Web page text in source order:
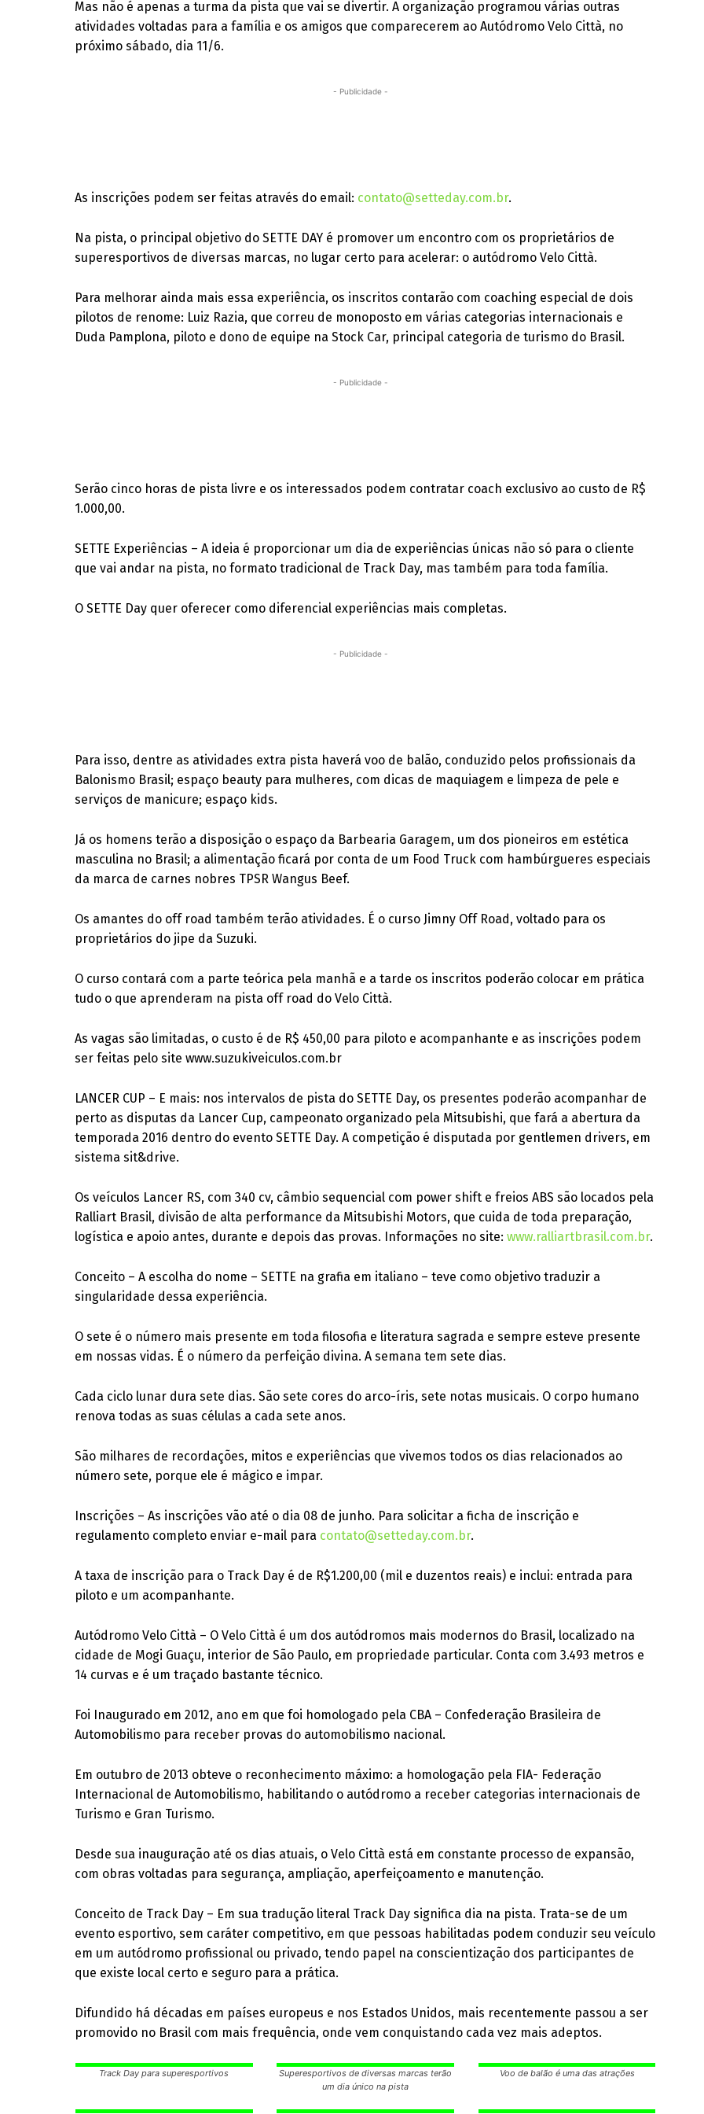
Mas não é apenas a turma da pista que vai se divertir. A organização programou várias outras
atividades voltadas para a família e os amigos que comparecerem ao Autódromo Velo Città, no
próximo sábado, dia 11/6.
- Publicidade -
As inscrições podem ser feitas através do email: contato@setteday.com.br.
Na pista, o principal objetivo do SETTE DAY é promover um encontro com os proprietários de
superesportivos de diversas marcas, no lugar certo para acelerar: o autódromo Velo Città.
Para melhorar ainda mais essa experiência, os inscritos contarão com coaching especial de dois
pilotos de renome: Luiz Razia, que correu de monoposto em várias categorias internacionais e
Duda Pamplona, piloto e dono de equipe na Stock Car, principal categoria de turismo do Brasil.
- Publicidade -
Serão cinco horas de pista livre e os interessados podem contratar coach exclusivo ao custo de R$
1.000,00.
SETTE Experiências – A ideia é proporcionar um dia de experiências únicas não só para o cliente
que vai andar na pista, no formato tradicional de Track Day, mas também para toda família.
O SETTE Day quer oferecer como diferencial experiências mais completas.
- Publicidade -
Para isso, dentre as atividades extra pista haverá voo de balão, conduzido pelos profissionais da
Balonismo Brasil; espaço beauty para mulheres, com dicas de maquiagem e limpeza de pele e
serviços de manicure; espaço kids.
Já os homens terão a disposição o espaço da Barbearia Garagem, um dos pioneiros em estética
masculina no Brasil; a alimentação ficará por conta de um Food Truck com hambúrgueres especiais
da marca de carnes nobres TPSR Wangus Beef.
Os amantes do off road também terão atividades. É o curso Jimny Off Road, voltado para os
proprietários do jipe da Suzuki.
O curso contará com a parte teórica pela manhã e a tarde os inscritos poderão colocar em prática
tudo o que aprenderam na pista off road do Velo Città.
As vagas são limitadas, o custo é de R$ 450,00 para piloto e acompanhante e as inscrições podem
ser feitas pelo site www.suzukiveiculos.com.br
LANCER CUP – E mais: nos intervalos de pista do SETTE Day, os presentes poderão acompanhar de
perto as disputas da Lancer Cup, campeonato organizado pela Mitsubishi, que fará a abertura da
temporada 2016 dentro do evento SETTE Day. A competição é disputada por gentlemen drivers, em
sistema sit&drive.
Os veículos Lancer RS, com 340 cv, câmbio sequencial com power shift e freios ABS são locados pela
Ralliart Brasil, divisão de alta performance da Mitsubishi Motors, que cuida de toda preparação,
logística e apoio antes, durante e depois das provas. Informações no site:www.ralliartbrasil.com.br.
Conceito – A escolha do nome – SETTE na grafia em italiano – teve como objetivo traduzir a
singularidade dessa experiência.
O sete é o número mais presente em toda filosofia e literatura sagrada e sempre esteve presente
em nossas vidas. É o número da perfeição divina. A semana tem sete dias.
Cada ciclo lunar dura sete dias. São sete cores do arco-íris, sete notas musicais. O corpo humano
renova todas as suas células a cada sete anos.
São milhares de recordações, mitos e experiências que vivemos todos os dias relacionados ao
número sete, porque ele é mágico e impar.
Inscrições – As inscrições vão até o dia 08 de junho. Para solicitar a ficha de inscrição e
regulamento completo enviar e-mail para contato@setteday.com.br.
A taxa de inscrição para o Track Day é de R$1.200,00 (mil e duzentos reais) e inclui: entrada para
piloto e um acompanhante.
Autódromo Velo Città – O Velo Città é um dos autódromos mais modernos do Brasil, localizado na
cidade de Mogi Guaçu, interior de São Paulo, em propriedade particular. Conta com 3.493 metros e
14 curvas e é um traçado bastante técnico.
Foi Inaugurado em 2012, ano em que foi homologado pela CBA – Confederação Brasileira de
Automobilismo para receber provas do automobilismo nacional.
Em outubro de 2013 obteve o reconhecimento máximo: a homologação pela FIA- Federação
Internacional de Automobilismo, habilitando o autódromo a receber categorias internacionais de
Turismo e Gran Turismo.
Desde sua inauguração até os dias atuais, o Velo Città está em constante processo de expansão,
com obras voltadas para segurança, ampliação, aperfeiçoamento e manutenção.
Conceito de Track Day – Em sua tradução literal Track Day significa dia na pista. Trata-se de um
evento esportivo, sem caráter competitivo, em que pessoas habilitadas podem conduzir seu veículo
em um autódromo profissional ou privado, tendo papel na conscientização dos participantes de
que existe local certo e seguro para a prática.
Difundido há décadas em países europeus e nos Estados Unidos, mais recentemente passou a ser
promovido no Brasil com mais frequência, onde vem conquistando cada vez mais adeptos.
Track Day para superesportivos
Superesportivos de diversas marcas terão
um dia único na pista
Voo de balão é uma das atrações